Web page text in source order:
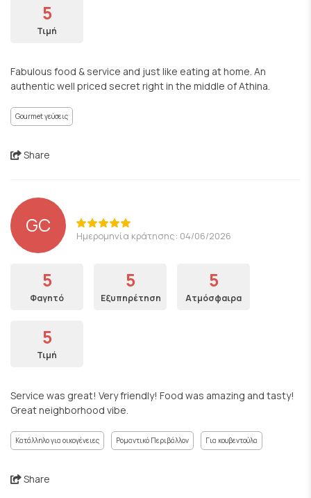
5
Τιμή
Fabulous food & service and just like eating at home. An
authentic well priced secret right in the middle of Athina.
Gourmet γεύσεις
Share
GC Ημερομηνία κράτησης: 04/06/2026
5
Φαγητό
5
Εξυπηρέτηση
5
Ατμόσφαιρα
5
Τιμή
Service was great! Very friendly! Food was amazing and tasty!
Great neighborhood vibe.
Κατάλληλο για οικογένειες Ρομαντικό Περιβάλλον Για κουβεντούλα
Share